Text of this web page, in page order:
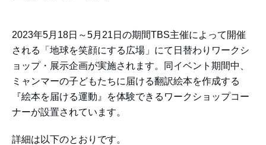
2023年5月18日～5月21日の期間TBS主催によって開催
される「地球を笑顔にする広場」にて日替わりワークシ
ョップ・展示企画が実施されます。同イベント期間中、
ミャンマーの子どもたちに届ける翻訳絵本を作成する
『絵本を届ける運動』を体験できるワークショップコー
ナーが設置されています。
詳細は以下のとおりです。